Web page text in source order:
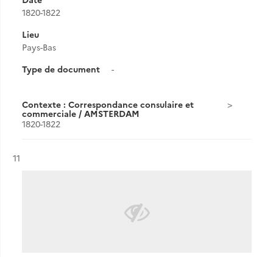
1820-1822
Lieu
Pays-Bas
Type de document
-
Contexte : Correspondance consulaire et
commerciale / AMSTERDAM
1820-1822
Résultat n°
11